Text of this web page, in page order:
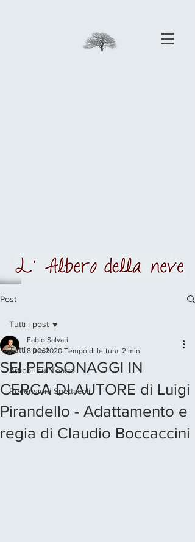
Post
Tutti i post
Articoli sul Teatro
Recensioni Spettacoli
Tutti i post
SEI PERSONAGGI IN
CERCA DI AUTORE di Luigi
Pirandello - Adattamento e
regia di Claudio Boccaccini
Fabio Salvati
8 feb 2020 Tempo di lettura: 2 min